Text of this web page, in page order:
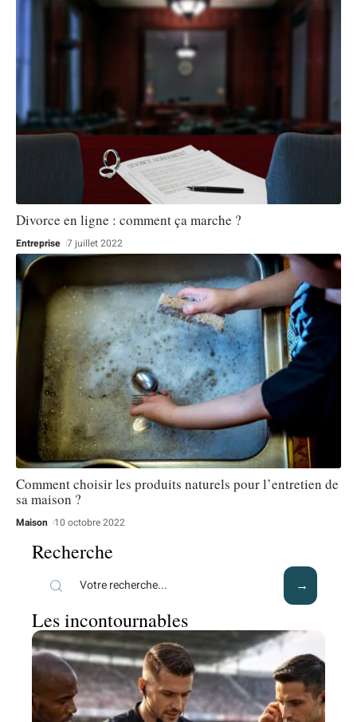
Divorce en ligne : comment ça marche ?
Entreprise 7 juillet 2022
Comment choisir les produits naturels pour l’entretien de
sa maison ?
Maison 10 octobre 2022
Recherche
Les incontournables